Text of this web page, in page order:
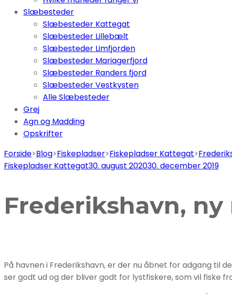
Slæbesteder
Slæbesteder Kattegat
Slæbesteder Lillebælt
Slæbesteder Limfjorden
Slæbesteder Mariagerfjord
Slæbesteder Randers fjord
Slæbesteder Vestkysten
Alle Slæbesteder
Grej
Agn og Madding
Opskrifter
Forside>Blog>Fiskepladser>Fiskepladser Kattegat>
Fiskepladser Kattegat30. august 202030. december 2019
Frederikshavn, ny
På havnen i Frederikshavn, er der nu åbnet for adgang til
ser godt ud og der bliver godt for lystfiskere, som vil fiske